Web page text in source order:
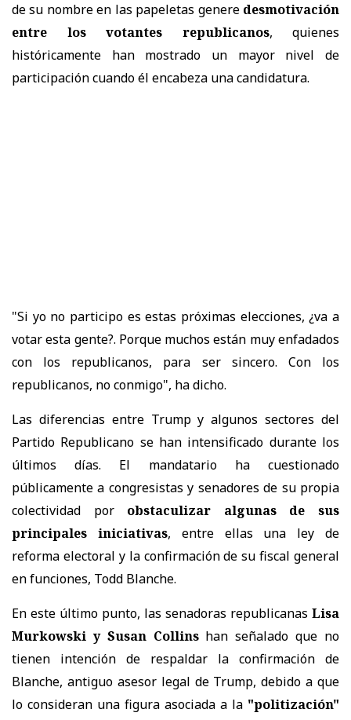
de su nombre en las papeletas genere desmotivación
entre los votantes republicanos, quienes
históricamente han mostrado un mayor nivel de
participación cuando él encabeza una candidatura.
"Si yo no participo es estas próximas elecciones, ¿va a
votar esta gente?. Porque muchos están muy enfadados
con los republicanos, para ser sincero. Con los
republicanos, no conmigo", ha dicho.
Las diferencias entre Trump y algunos sectores del
Partido Republicano se han intensificado durante los
últimos días. El mandatario ha cuestionado
públicamente a congresistas y senadores de su propia
colectividad por obstaculizar algunas de sus
principales iniciativas, entre ellas una ley de
reforma electoral y la confirmación de su fiscal general
en funciones, Todd Blanche.
En este último punto, las senadoras republicanas Lisa
Murkowski y Susan Collinshan señalado que no
tienen intención de respaldar la confirmación de
Blanche, antiguo asesor legal de Trump, debido a que
lo consideran una figura asociada a la "politización"